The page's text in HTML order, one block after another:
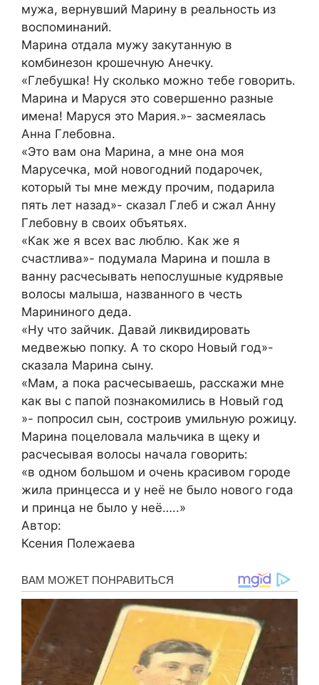
мужа, вернувший Марину в реальность из
воспоминаний.
Марина отдала мужу закутанную в
комбинезон крошечную Анечку.
«Глебушка! Ну сколько можно тебе говорить.
Марина и Маруся это совершенно разные
имена! Маруся это Мария.»- засмеялась
Анна Глебовна.
«Это вам она Марина, а мне она моя
Марусечка, мой новогодний подарочек,
который ты мне между прочим, подарила
пять лет назад»- сказал Глеб и сжал Анну
Глебовну в своих объятьях.
«Как же я всех вас люблю. Как же я
счастлива»- подумала Марина и пошла в
ванну расчесывать непослушные кудрявые
волосы малыша, названного в честь
Марининого деда.
«Ну что зайчик. Давай ликвидировать
медвежью попку. А то скоро Новый год»-
сказала Марина сыну.
«Мам, а пока расчесываешь, расскажи мне
как вы с папой познакомились в Новый год
»- попросил сын, состроив умильную рожицу.
Марина поцеловала мальчика в щеку и
расчесывая волосы начала говорить:
«в одном большом и очень красивом городе
жила принцесса и у неё не было нового года
и принца не было у неё…..»
Автор:
Ксения Полежаева